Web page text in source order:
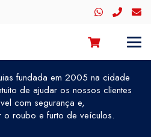
fundada em 2005 na cidade
de ajudar os nossos clientes
com segurança e,
o roubo e furto de veículos.